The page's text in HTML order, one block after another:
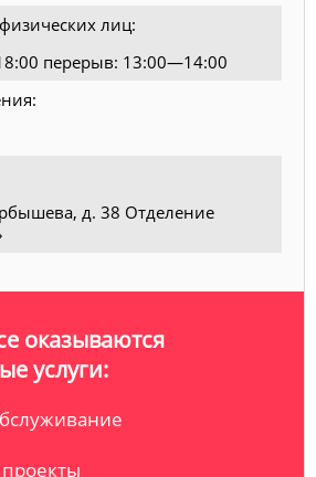
лиц:
перерыв: 13:00—14:00
д. 38 Отделение
оказываются
услуги: